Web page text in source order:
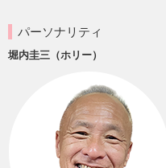
パーソナリティ
堀内圭三（ホリー）